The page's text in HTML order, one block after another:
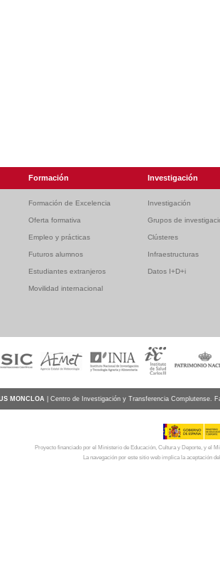
Formación Investigación
Formación de Excelencia Investigación
Oferta formativa Grupos de
Empleo y prácticas Clústeres
Futuros alumnos Infraestructuras
Estudiantes extranjeros Datos I+D+i
Movilidad internacional
MONCLOA | Centro de Investigación y Transferencia Complutense.
Proyecto financiado por el Ministerio de Educación, Cultura y Deporte, y el
La navegación por este sitio web implica la aceptación